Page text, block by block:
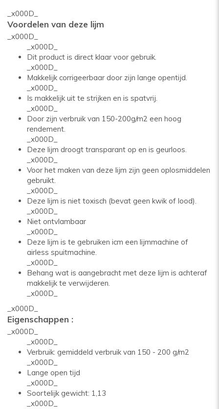
_x000D_
Voordelen van deze lijm
_x000D_
_x000D_
Dit product is direct klaar voor gebruik.
_x000D_
Makkelijk corrigeerbaar door zijn lange opentijd.
_x000D_
Is makkelijk uit te strijken en is spatvrij.
_x000D_
Door zijn verbruik van 150-200g/m2 een hoog
rendement.
_x000D_
Deze lijm droogt transparant op en is geurloos.
_x000D_
Voor het maken van deze lijm zijn geen oplosmiddelen
gebruikt.
_x000D_
Deze lijm is niet toxisch (bevat geen kwik of lood).
_x000D_
Niet ontvlambaar
_x000D_
Deze lijm is te gebruiken icm een lijmmachine of
airless spuitmachine.
_x000D_
Behang wat is aangebracht met deze lijm is achteraf
makkelijk te verwijderen.
_x000D_
_x000D_
Eigenschappen :
_x000D_
_x000D_
Verbruik: gemiddeld verbruik van 150 - 200 g/m2
_x000D_
Lange open tijd
_x000D_
Soortelijk gewicht: 1,13
_x000D_